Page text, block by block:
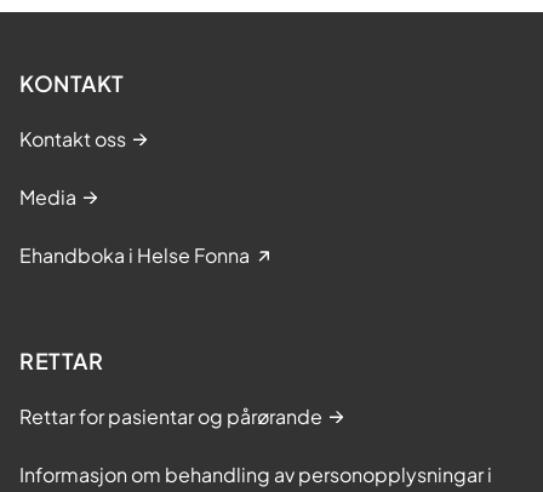
KONTAKT
Kontakt oss
Media
Ehandboka i Helse Fonna
RETTAR
Rettar for pasientar og pårørande
Informasjon om behandling av personopplysningar i